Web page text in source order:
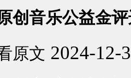
创音乐公益金
原文 2024-12-